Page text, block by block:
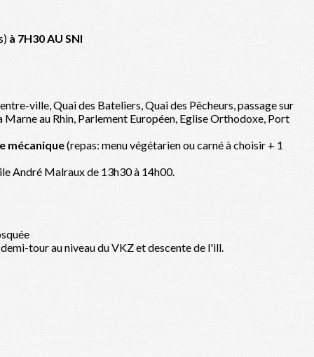
à 7H30 AU SNI
ville, Quai des Bateliers, Quai des Pêcheurs, passage sur
au Rhin, Parlement Européen, Eglise Orthodoxe, Port
mécanique(repas: menu végétarien ou carné à choisir + 1
André Malraux de 13h30 à 14h00.
tour au niveau du VKZ et descente de l'ill.